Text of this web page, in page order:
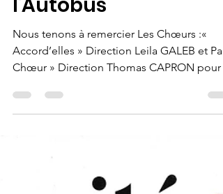
Concert au profit de
l'Autobus
Nous tenons à remercier Les Chœurs :«
Chœur » Direction Thomas CAPRON pour
concert au...